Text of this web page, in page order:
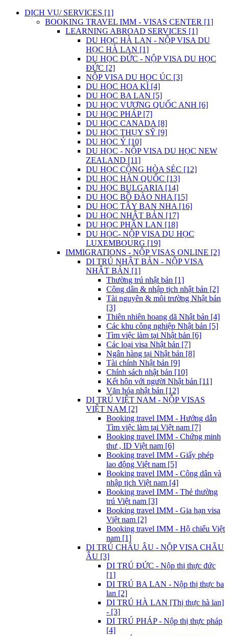
DỊCH VỤ/ SERVICES [1]
BOOKING TRAVEL IMM - VISAS CENTER [1]
LEARNING ABROAD SERVICES [1]
DU HỌC HÀ LAN - NỘP VISA DU
HỌC HÀ LAN [1]
DU HỌC ĐỨC - NỘP VISA DU HỌC
ĐỨC [2]
NỘP VISA DU HỌC ÚC [3]
DU HỌC HOA KÌ [4]
DU HỌC BA LAN [5]
DU HỌC VƯƠNG QUỐC ANH [6]
DU HỌC PHÁP [7]
DU HỌC CANADA [8]
DU HỌC THỤY SỸ [9]
DU HỌC Ý [10]
DU HỌC - NỘP VISA DU HỌC NEW
ZEALAND [11]
DU HỌC CỘNG HÒA SÉC [12]
DU HỌC HÀN QUỐC [13]
DU HỌC BULGARIA [14]
DU HỌC BỒ ĐÀO NHA [15]
DU HỌC TÂY BAN NHA [16]
DU HỌC NHẬT BẢN [17]
DU HỌC PHẦN LAN [18]
DU HỌC- NỘP VISA DU HỌC
LUXEMBOURG [19]
IMMIGRATIONS - NỘP VISAS ONLINE [2]
DI TRÚ NHẬT BẢN - NỘP VISA
NHẬT BẢN [1]
Thường trú nhật bản [1]
Công dân & nhập tịch nhật bản [2]
Tài nguyên & môi trường Nhật bản
[3]
Thiên nhiên hoang dã Nhật bản [4]
Các khu công nghiệp Nhật bản [5]
Tìm việc làm tại Nhật bản [6]
Các loại visa Nhật bản [7]
Ngân hàng tại Nhật bản [8]
Tài chính Nhật bản [9]
Chính sách nhật bản [10]
Kết hôn với người Nhật bản [11]
Văn hóa nhật bản [12]
DI TRÚ VIỆT NAM - NỘP VISAS
VIỆT NAM [2]
Booking travel IMM - Hướng dẫn
Tìm việc làm tại Việt nam [7]
Booking travel IMM - Chứng minh
thư , ID Việt nam [6]
Booking travel IMM - Giấy phép
lao động Việt nam [5]
Booking travel IMM - Công dân và
nhập tịch Việt nam [4]
Booking travel IMM - Thẻ thường
trú Việt nam [3]
Booking travel IMM - Gia hạn visa
Việt nam [2]
Booking travel IMM - Hộ chiếu Việt
nam [1]
DI TRÚ CHÂU ÂU - NỘP VISA CHÂU
ÂU [3]
DI TRÚ ĐỨC - Nộp thị thực đức
[1]
DI TRÚ BA LAN - Nộp thị thực ba
lan [2]
DI TRÚ HÀ LAN [Thị thực hà lan]
- [3]
DI TRÚ PHÁP - Nộp thị thực pháp
[4]